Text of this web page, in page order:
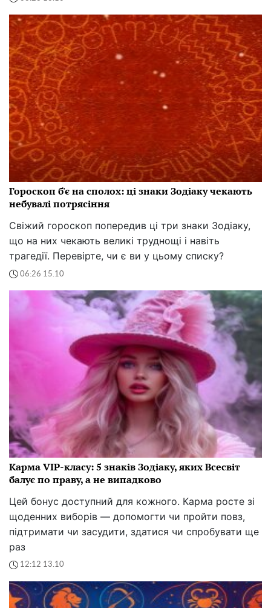
Гороскоп б'є на сполох: ці знаки Зодіаку чекають
небувалі потрясіння
Свіжий гороскоп попередив ці три знаки Зодіаку,
що на них чекають великі труднощі і навіть
трагедії. Перевірте, чи є ви у цьому списку?
06:26 15.10
Карма VIP-класу: 5 знаків Зодіаку, яких Всесвіт
балує по праву, а не випадково
Цей бонус доступний для кожного. Карма росте зі
щоденних виборів — допомогти чи пройти повз,
підтримати чи засудити, здатися чи спробувати ще
раз
12:12 13.10